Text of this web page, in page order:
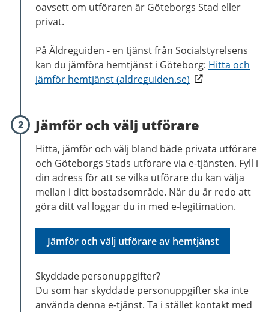
oavsett om utföraren är Göteborgs Stad eller
privat.
På Äldreguiden - en tjänst från Socialstyrelsens
kan du jämföra hemtjänst i Göteborg: Hitta och
jämför hemtjänst (aldreguiden.se)
2 Jämför och välj utförare
Hitta, jämför och välj bland både privata utförare
och Göteborgs Stads utförare via e-tjänsten. Fyll i
din adress för att se vilka utförare du kan välja
mellan i ditt bostadsområde. När du är redo att
göra ditt val loggar du in med e-legitimation.
Jämför och välj utförare av hemtjänst
Skyddade personuppgifter?
Du som har skyddade personuppgifter ska inte
använda denna e-tjänst. Ta i stället kontakt med